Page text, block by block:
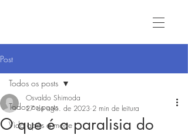
Post
Todos os posts
Vida após a morte
Todos os posts
O que é a paralisia do
Osvaldo Shimoda
27 de ago. de 2023 2 min de leitura